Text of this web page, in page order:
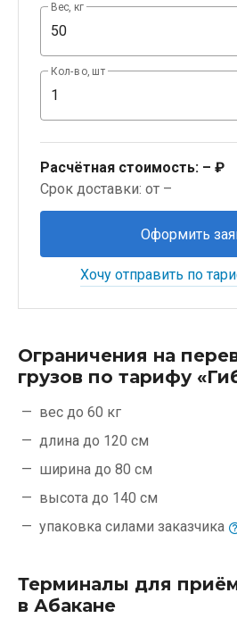
Вес, кг
Кол-во, шт
Расчётная стоимость: – ₽
Срок доставки: от –
Оформить
Хочу отправить по
Ограничения на
грузов по тарифу
вес до 60 кг
длина до 120 см
ширина до 80 см
высота до 140 см
упаковка силами заказчика
Терминалы для
в Абакане